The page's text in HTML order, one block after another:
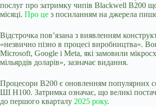
послуг про затримку чипів Blackwell B200
місяці. Про це з посиланням на джерела
Відстрочка пов’язана з виявленням
«незвично пізно в процесі виробництва».
Microsoft, Google і Meta, які замовили
мільярдів доларів», зазначає видання.
Процесори B200 є оновленням популярних
ШІ H100. Затримка означає, що великі
до першого кварталу 2025 року.